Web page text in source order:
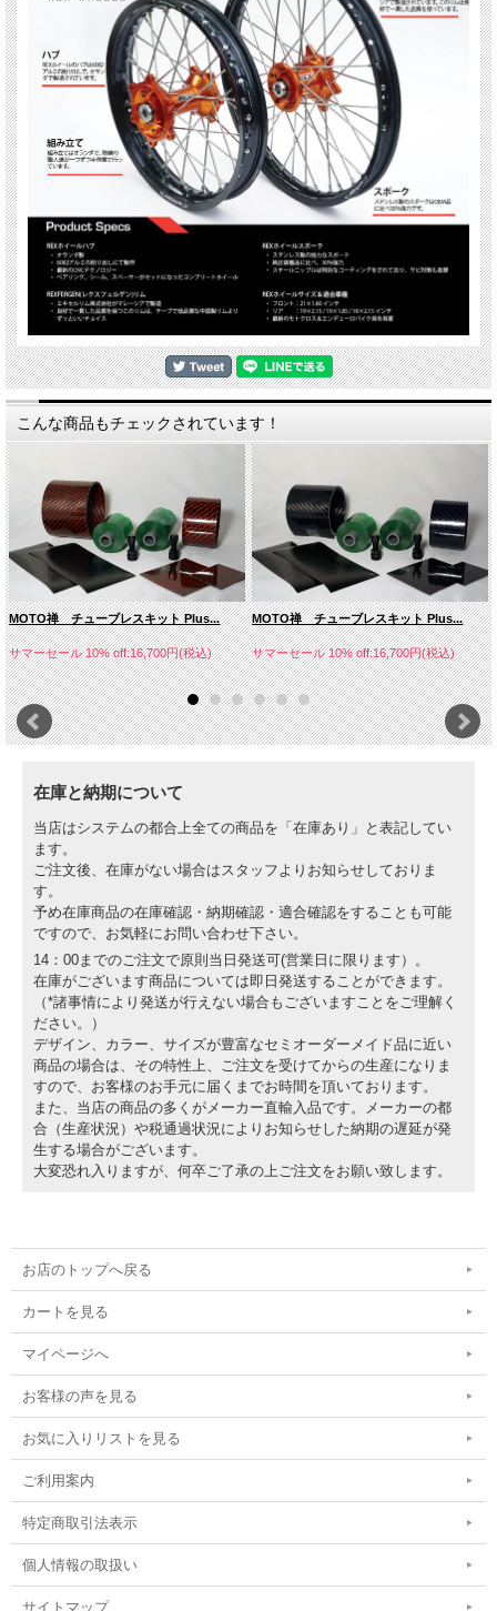
こんな商品もチェックされています！
MOTO禅 チューブレスキット Plus...
サマーセール 10% off:16,700円(税込)
MOTO禅 チューブレスキット Plus...
サマーセール 10% off:16,700円(税込)
在庫と納期について
当店はシステムの都合上全ての商品を「在庫あり」と表記してい
ます。
ご注文後、在庫がない場合はスタッフよりお知らせしておりま
す。
予め在庫商品の在庫確認・納期確認・適合確認をすることも可能
ですので、お気軽にお問い合わせ下さい。
14：00までのご注文で原則当日発送可(営業日に限ります）。
在庫がございます商品については即日発送することができます。
（*諸事情により発送が行えない場合もございますことをご理解く
ださい。）
デザイン、カラー、サイズが豊富なセミオーダーメイド品に近い
商品の場合は、その特性上、ご注文を受けてからの生産になりま
すので、お客様のお手元に届くまでお時間を頂いております。
また、当店の商品の多くがメーカー直輸入品です。メーカーの都
合（生産状況）や税通過状況によりお知らせした納期の遅延が発
生する場合がございます。
大変恐れ入りますが、何卒ご了承の上ご注文をお願い致します。
お店のトップへ戻る
カートを見る
マイページへ
お客様の声を見る
お気に入りリストを見る
ご利用案内
特定商取引法表示
個人情報の取扱い
サイトマップ